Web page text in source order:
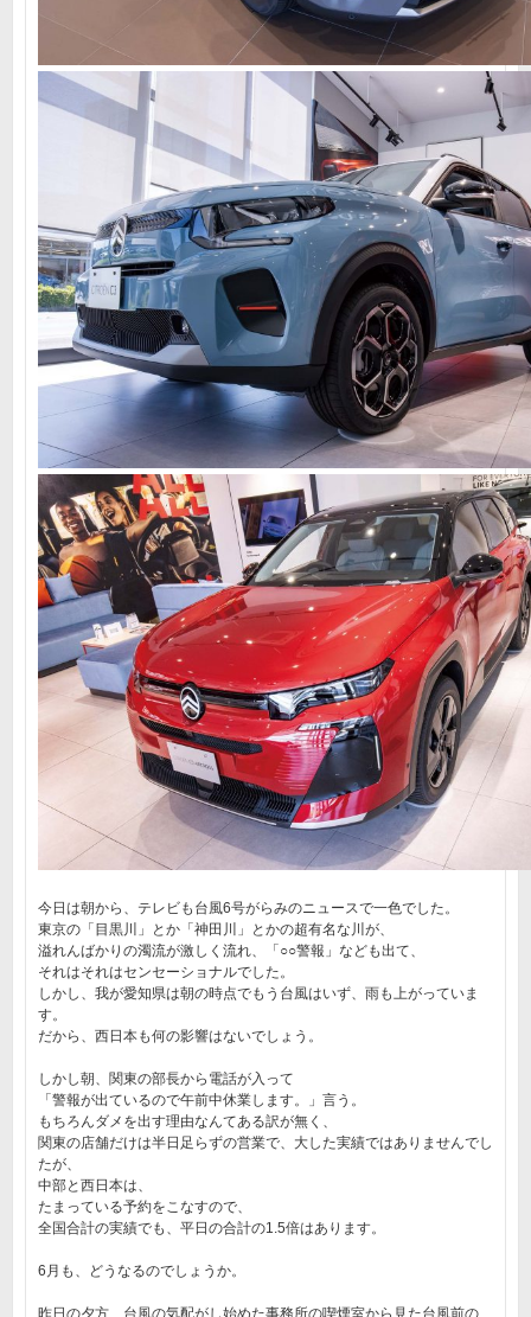
今日は朝から、テレビも台風6号がらみのニュースで一色でした。
東京の「目黒川」とか「神田川」とかの超有名な川が、
溢れんばかりの濁流が激しく流れ、「○○警報」なども出て、
それはそれはセンセーショナルでした。
しかし、我が愛知県は朝の時点でもう台風はいず、雨も上がっていま
す。
だから、西日本も何の影響はないでしょう。
しかし朝、関東の部長から電話が入って
「警報が出ているので午前中休業します。」言う。
もちろんダメを出す理由なんてある訳が無く、
関東の店舗だけは半日足らずの営業で、大した実績ではありませんでし
たが、
中部と西日本は、
たまっている予約をこなすので、
全国合計の実績でも、平日の合計の1.5倍はあります。
6月も、どうなるのでしょうか。
昨日の夕方、台風の気配がし始めた事務所の喫煙室から見た台風前の